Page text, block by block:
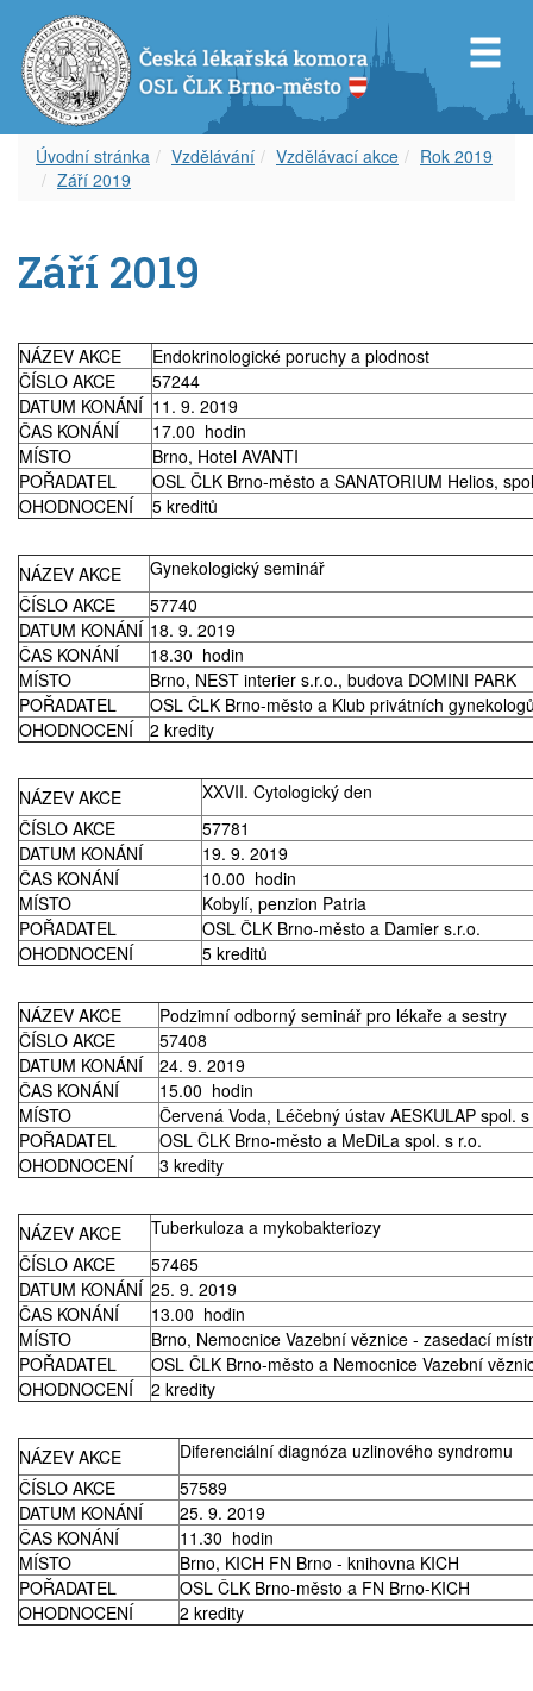
Úvodní stránka Vzdělávání Vzdělávací akce
Rok 2019
Září 2019
Září 2019
NÁZEV AKCE
Endokrinologické poruchy a plodnost
ČÍSLO AKCE
57244
DATUM KONÁNÍ 11. 9. 2019
ČAS KONÁNÍ
17.00 hodin
MÍSTO
Brno, Hotel AVANTI
POŘADATEL
OSL ČLK Brno-město a SANATORIUM Helios,
OHODNOCENÍ
5 kreditů
NÁZEV AKCE
Gynekologický seminář
ČÍSLO AKCE
57740
DATUM KONÁNÍ 18. 9. 2019
ČAS KONÁNÍ
18.30 hodin
MÍSTO
Brno, NEST interier s.r.o., budova DOMINI PARK
POŘADATEL
OSL ČLK Brno-město a Klub privátních
OHODNOCENÍ
2 kredity
NÁZEV AKCE
XXVII. Cytologický den
ČÍSLO AKCE
57781
DATUM KONÁNÍ
19. 9. 2019
ČAS KONÁNÍ
10.00 hodin
MÍSTO
Kobylí, penzion Patria
POŘADATEL
OSL ČLK Brno-město a Damier s.r.o.
OHODNOCENÍ
5 kreditů
NÁZEV AKCE
Podzimní odborný seminář pro lékaře a sestry
ČÍSLO AKCE
57408
DATUM KONÁNÍ
24. 9. 2019
ČAS KONÁNÍ
15.00 hodin
MÍSTO
Červená Voda, Léčebný ústav AESKULAP spol.
POŘADATEL
OSL ČLK Brno-město a MeDiLa spol. s r.o.
OHODNOCENÍ
3 kredity
NÁZEV AKCE
Tuberkuloza a mykobakteriozy
ČÍSLO AKCE
57465
DATUM KONÁNÍ 25. 9. 2019
ČAS KONÁNÍ
13.00 hodin
MÍSTO
Brno, Nemocnice Vazební věznice - zasedací
POŘADATEL
OSL ČLK Brno-město a Nemocnice Vazební
OHODNOCENÍ
2 kredity
NÁZEV AKCE
Diferenciální diagnóza uzlinového syndromu
ČÍSLO AKCE
57589
DATUM KONÁNÍ
25. 9. 2019
ČAS KONÁNÍ
11.30 hodin
MÍSTO
Brno, KICH FN Brno - knihovna KICH
POŘADATEL
OSL ČLK Brno-město a FN Brno-KICH
OHODNOCENÍ
2 kredity
Revizní komise OS ČLK Brno-město
Delegáti sjezdu ČLK
Zápisy z okresních shromáždění
Vzdělávací akce
Věstník ČLK
Aktuality
Informace lékařům
Archív článků
Aktuální inzerce
Volná místa – poptávka
Zástupy – nabídka
Zástupy – poptávka
Prodej
Pronájem a prodej ordinací
Převzetí praxe
Odkazy
Covid-19